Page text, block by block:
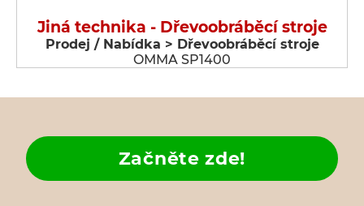
Jiná technika - Dřevoobráběcí stroje
Prodej / Nabídka > Dřevoobráběcí stroje
OMMA SP1400
Začněte zde!